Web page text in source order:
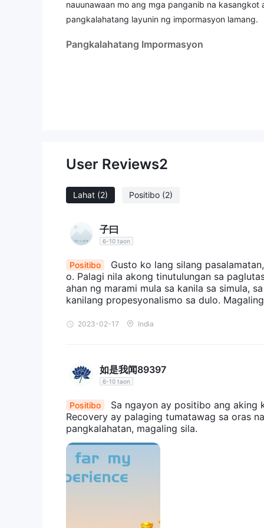
nauunawaan mo ang mga panganib na
pangkalahatang layunin ng impormasyon lamang.
Pangkalahatang Impormasyon
Morgan Financial Recoveryay headquartered sa
isang firm na
. Ang Debt Consolidation, Settlement,
hindi lehitimong mapagkukunan.
iyo ng simple at organisadong impormasyon.
din kami ng maikling konklusyon upang
Mga kalamangan at kahinaan
Morgan Financial Recoverynag-aalok ng hanay
mga channel sa pakikipag-ugnayan para sa
kumpanya walang wastong mga lisensya sa
kanilang kredibilidad at pagiging lehitimo. ang
bago makipag-ugnayan sa Morgan Financial
sa kanila
huwag humawak ng anumang
regulasyon ay naglalabas ng mga tanong
ng kumpanya bago makipag-ugnayan sa kanilang
Mga serbisyo
Morgan Financial Recoverynagpapakita ng sarili
legal na remedyo. isa sa kanilang mga
kadalubhasaan sa pagtulong sa mga indibidwal
Bukod pa rito, nagbibigay sila ng mga serbisyo
User Reviews2
Lahat (2) Positibo (2)
子曰
6-10 taon
Positibo
Gusto ko lang silang
o. Palagi nila akong tinutulungan sa
ahan ng marami mula sa kanila sa simula,
kanilang propesyonalismo sa dulo.
2023-02-17 India
如是我闻89397
6-10 taon
Positibo
Sa ngayon ay positibo ang aking
Recovery ay palaging tumatawag sa oras
pangkalahatan, magaling sila.